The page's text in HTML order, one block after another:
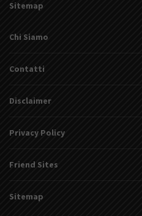
Sitemap
Chi Siamo
Contatti
Disclaimer
Privacy Policy
Friend Sites
Sitemap